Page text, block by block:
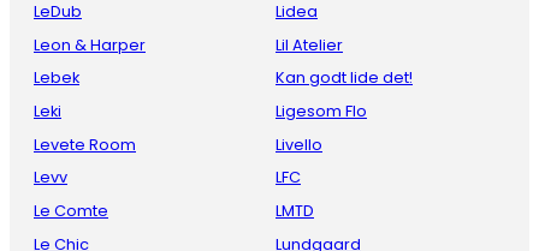
LeDub
Leon & Harper
Lebek
Leki
Levete Room
Levv
Le Comte
Le Chic
Lidea
Lil Atelier
Kan godt lide det!
Ligesom Flo
Livello
LFC
LMTD
Lundgaard